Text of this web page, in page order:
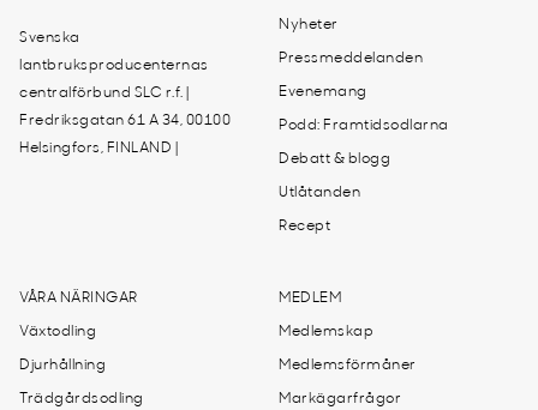
Svenska
lantbruksproducenternas
centralförbund SLC r.f. |
Fredriksgatan 61 A 34, 00100
Helsingfors, FINLAND |
Nyheter
Pressmeddelanden
Evenemang
Podd: Framtidsodlarna
Debatt & blogg
Utlåtanden
Recept
VÅRA NÄRINGAR
Växtodling
Djurhållning
Trädgårdsodling
MEDLEM
Medlemskap
Medlemsförmåner
Markägarfrågor